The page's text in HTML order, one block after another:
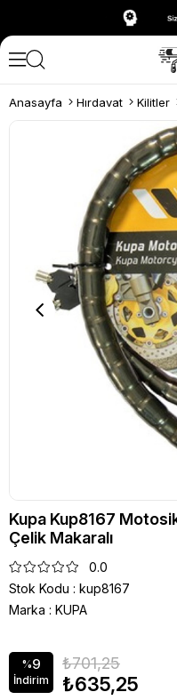
Anasayfa Hırdavat Kilitler
Kupa Kup8167
Çelik Makaralı
0.0
Stok Kodu
kup8167
Marka : KUPA
%9
İndirim
₺701,25
₺635,25